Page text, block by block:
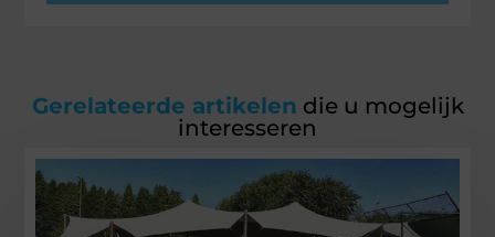
Gerelateerde artikelen die u mogelijk
interesseren